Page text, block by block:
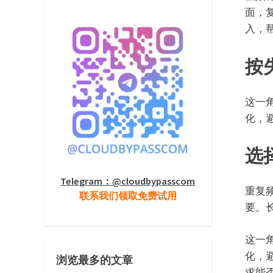
面，
入，
按
这一
化，
选
重复
要。
这一
化，
Telegram：@cloudbypasscom
联系我们领取免费试用
浏览最多的文章